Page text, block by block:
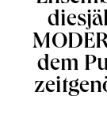
dem